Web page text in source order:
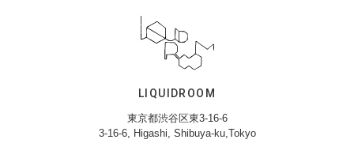
LIQUIDROOM
東京都渋谷区東3-16-6
3-16-6, Higashi, Shibuya-ku,Tokyo